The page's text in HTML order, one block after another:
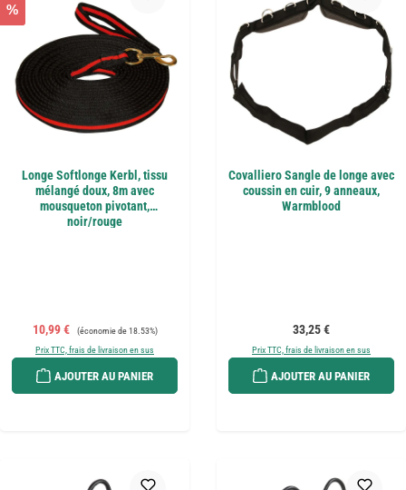
%
Longe Softlonge Kerbl, tissu
mélangé doux, 8m avec
mousqueton pivotant,
noir/rouge
Prix de vente :
10,99 € Prix régulier :
(économie de 18.53%)
Prix TTC, frais de livraison en sus
AJOUTER AU PANIER
Covalliero Sangle de longe avec
coussin en cuir, 9 anneaux,
Warmblood
Prix régulier :
33,25 €
Prix TTC, frais de livraison en sus
AJOUTER AU PANIER